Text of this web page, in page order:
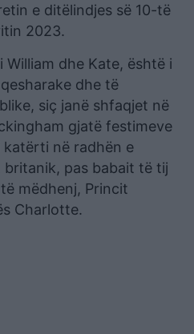
e ditëlindjes së 10-të
2023.
William dhe Kate, është i
dhe të
siç janë shfaqjet në
gjatë festimeve
në radhën e
pas babait të tij
mëdhenj, Princit
Charlotte.